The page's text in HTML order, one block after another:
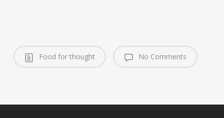
Food for thought No Comments